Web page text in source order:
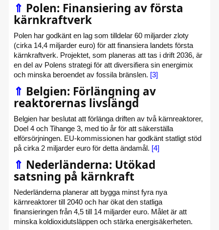
⇑ Polen: Finansiering av första
kärnkraftverk
Polen har godkänt en lag som tilldelar 60 miljarder zloty
(cirka 14,4 miljarder euro) för att finansiera landets första
kärnkraftverk. Projektet, som planeras att tas i drift 2036, är
en del av Polens strategi för att diversifiera sin energimix
och minska beroendet av fossila bränslen. [3]
⇑ Belgien: Förlängning av
reaktorernas livslängd
Belgien har beslutat att förlänga driften av två kärnreaktorer,
Doel 4 och Tihange 3, med tio år för att säkerställa
elförsörjningen. EU-kommissionen har godkänt statligt stöd
på cirka 2 miljarder euro för detta ändamål. [4]
⇑ Nederländerna: Utökad
satsning på kärnkraft
Nederländerna planerar att bygga minst fyra nya
kärnreaktorer till 2040 och har ökat den statliga
finansieringen från 4,5 till 14 miljarder euro. Målet är att
minska koldioxidutsläppen och stärka energisäkerheten.